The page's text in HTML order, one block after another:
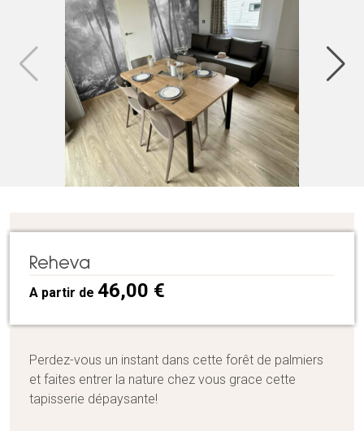
Reheva
A partir de 46,00 €
Perdez-vous un instant dans cette forêt de palmiers
et faites entrer la nature chez vous grace cette
tapisserie dépaysante!